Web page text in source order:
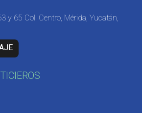
y 65 Col. Centro, Mérida, Yucatán,